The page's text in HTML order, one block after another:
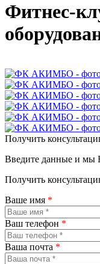
Фитнес-
Получить
Введите данные и мы
Получить
Ваше имя *
Ваш телефон *
Ваша почта *